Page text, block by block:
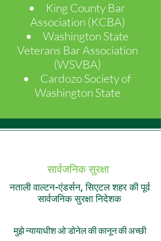
King County Bar
Association (KCBA)
​Washington State
Veterans Bar Association
(WSVBA)
Cardozo Society of
Washington State
सार्वजनिक सुरक्षा
नताली वाल्टन-एंडर्सन, सिएटल शहर की पूर्व
सार्वजनिक सुरक्षा निदेशक
मुझे न्यायाधीश ओ'डोनेल की कानून की अच्छी